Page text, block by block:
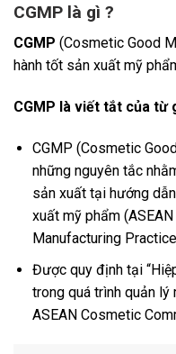
CGMP là gì ?
CGMP (Cosmetic Good
hành tốt sản xuất mỹ
CGMP là viết tắt của từ
CGMP (Cosmetic
những nguyên tắc
sản xuất tại hướng
xuất mỹ phẩm
Manufacturing
Được quy định tại
trong quá trình quản lý
ASEAN Cosmetic